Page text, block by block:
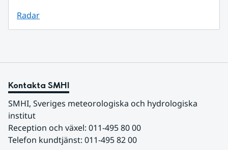
Radar
Kontakta SMHI
SMHI, Sveriges meteorologiska och hydrologiska
institut
Reception och växel: 011-495 80 00
Telefon kundtjänst: 011-495 82 00